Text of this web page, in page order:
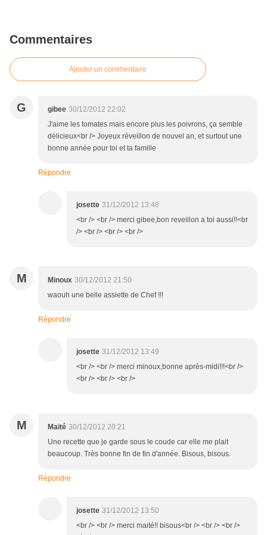
Commentaires
Ajouter un commentaire
G gibee 30/12/2012 22:02
J'aime les tomates mais encore plus les poivrons, ça semble
délicieux<br /> Joyeux réveillon de nouvel an, et surtout une
bonne année pour toi et ta famille
Répondre
josette 31/12/2012 13:48
<br /> <br /> merci gibee,bon reveillon a toi aussi!!<br
/> <br /> <br /> <br />
M Minoux 30/12/2012 21:50
waouh une belle assiette de Chef !!!
Répondre
josette 31/12/2012 13:49
<br /> <br /> merci minoux,bonne après-midi!!!<br />
<br /> <br /> <br />
M Maïté 30/12/2012 20:21
Une recette que je garde sous le coude car elle me plait
beaucoup. Très bonne fin de fin d'année. Bisous, bisous.
Répondre
josette 31/12/2012 13:50
<br /> <br /> merci maité!! bisous<br /> <br /> <br />